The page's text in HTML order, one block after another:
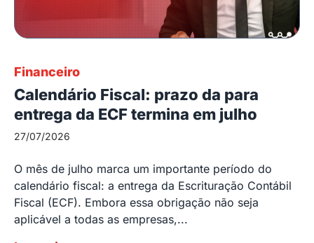
Financeiro
Calendário Fiscal: prazo da para
entrega da ECF termina em julho
27/07/2026
O mês de julho marca um importante período do
calendário fiscal: a entrega da Escrituração Contábil
Fiscal (ECF). Embora essa obrigação não seja
aplicável a todas as empresas,...